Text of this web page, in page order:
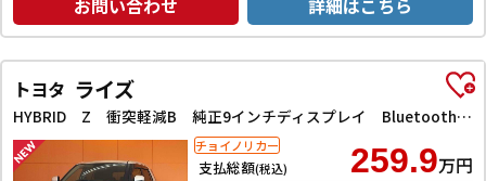
お問い合わせ 詳細はこちら
トヨタ ライズ
HYBRID Z 衝突軽減B 純正9インチディスプレイ Bluetooth対応 パノラミックビューモニター アダプティブクルーズコントロール 電子パーキング 前席シートヒーター LEDヘッドライト スマートキー
支払総額(税込) 259.9万円
チョイノリカー